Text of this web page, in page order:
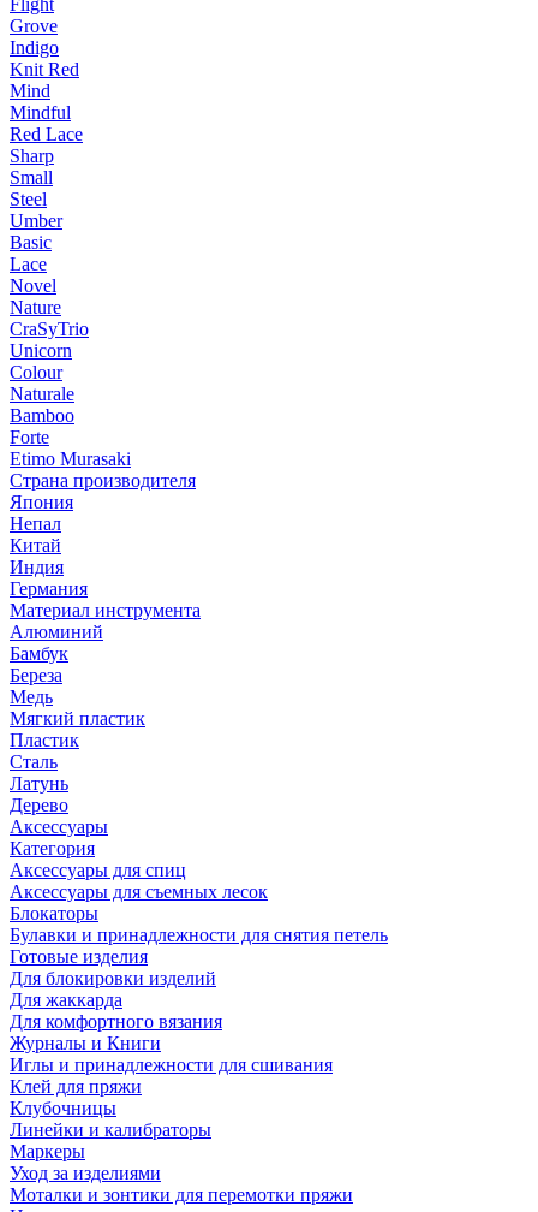
Flight
Grove
Indigo
Knit Red
Mind
Mindful
Red Lace
Sharp
Small
Steel
Umber
Basic
Lace
Novel
Nature
CraSyTrio
Unicorn
Colour
Naturale
Bamboo
Forte
Etimo Murasaki
Страна производителя
Япония
Непал
Китай
Индия
Германия
Материал инструмента
Алюминий
Бамбук
Береза
Медь
Мягкий пластик
Пластик
Сталь
Латунь
Дерево
Аксессуары
Категория
Аксессуары для спиц
Аксессуары для съемных лесок
Блокаторы
Булавки и принадлежности для снятия петель
Готовые изделия
Для блокировки изделий
Для жаккарда
Для комфортного вязания
Журналы и Книги
Иглы и принадлежности для сшивания
Клей для пряжи
Клубочницы
Линейки и калибраторы
Маркеры
Уход за изделиями
Моталки и зонтики для перемотки пряжи